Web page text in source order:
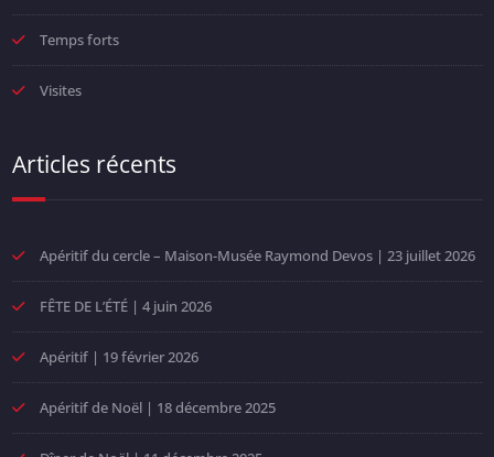
Temps forts
Visites
Articles récents
Apéritif du cercle – Maison-Musée Raymond Devos | 23 juillet 2026
FÊTE DE L’ÉTÉ | 4 juin 2026
Apéritif | 19 février 2026
Apéritif de Noël | 18 décembre 2025